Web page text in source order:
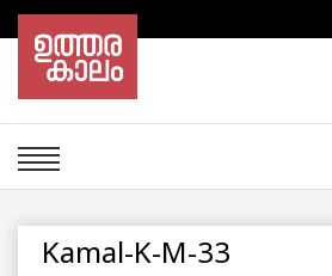
Kamal-K-M-33